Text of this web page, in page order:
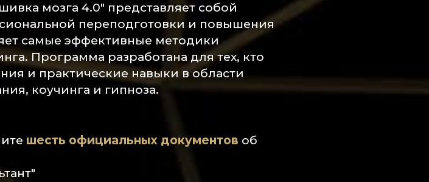
мозга 4.0" представляет собой
переподготовки и повышения
самые эффективные методики
Программа разработана для тех, кто
и практические навыки в области
коучинга и гипноза.
шесть официальных документов об